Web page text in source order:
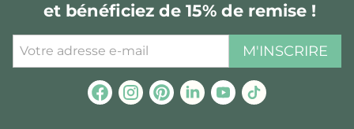
et bénéficiez de 15% de remise !
M'INSCRIRE